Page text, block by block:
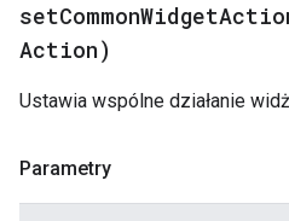
Action)
Ustawia wspólne działanie
Parametry